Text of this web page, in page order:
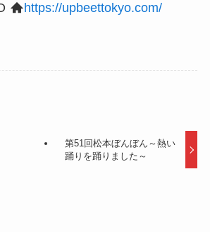
https://upbeettokyo.com/
第51回松本ぼんぼん～熱い
踊りを踊りました～